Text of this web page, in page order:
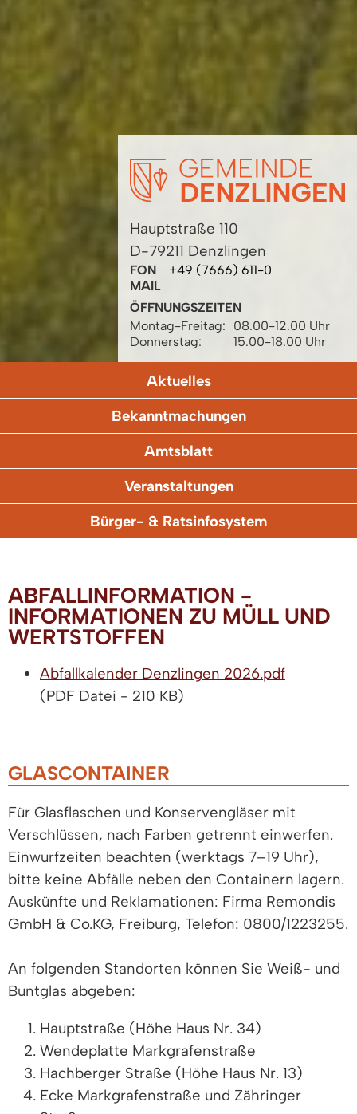
Hauptstraße 110
D-79211 Denzlingen
FON
+49 (7666) 611-0
MAIL
ÖFFNUNGSZEITEN
Montag-Freitag:
08.00-12.00 Uhr
Donnerstag:
15.00-18.00 Uhr
Aktuelles
Bekanntmachungen
Amtsblatt
Veranstaltungen
Bürger- & Ratsinfosystem
ABFALLINFORMATION -
INFORMATIONEN ZU MÜLL UND
WERTSTOFFEN
Abfallkalender Denzlingen 2026.pdf
(PDF Datei - 210 KB)
GLASCONTAINER
Für Glasflaschen und Konservengläser mit
Verschlüssen, nach Farben getrennt einwerfen.
Einwurfzeiten beachten (werktags 7–19 Uhr),
bitte keine Abfälle neben den Containern lagern.
Auskünfte und Reklamationen: Firma Remondis
GmbH & Co.KG, Freiburg, Telefon: 0800/1223255.
An folgenden Standorten können Sie Weiß- und
Buntglas abgeben:
Hauptstraße (Höhe Haus Nr. 34)
Wendeplatte Markgrafenstraße
Hachberger Straße (Höhe Haus Nr. 13)
Ecke Markgrafenstraße und Zähringer